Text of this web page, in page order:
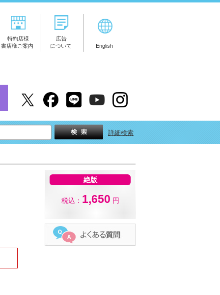
特約店様
書店様ご案内
広告
について
English
詳細検索
絶版
税込： 1,650 円